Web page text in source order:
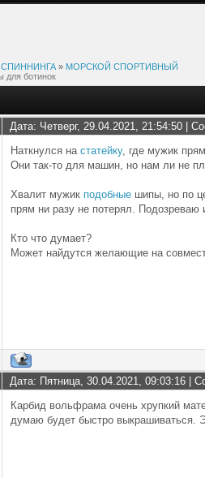
» МОРСКОЙ СПОРТИВНЫЙ
для ботинок
Дата: Четверг, 29.04.2021, 21:54:50 |
Наткнулся на статейку, где мужик
Они так-то для машин, но нам ли не
Хвалит мужик подобные шипы, но по
прям ни разу не потерял.
Кто что думает?
Может найдутся желающие на
Дата: Пятница, 30.04.2021, 09:03:16 |
Карбид вольфрама очень хрупкий
думаю будет быстро выкрашиваться.